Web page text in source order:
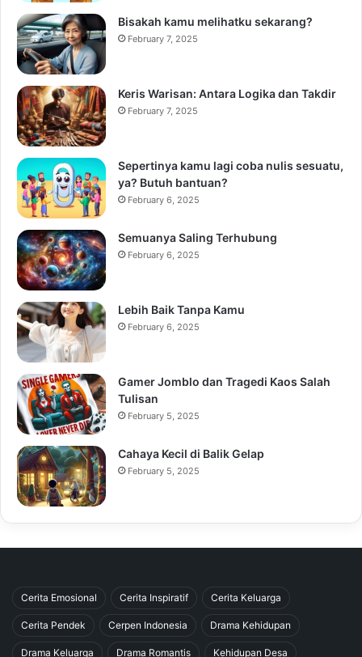
Bisakah kamu melihatku sekarang?
February 7, 2025
Keris Warisan: Antara Logika dan Takdir
February 7, 2025
Sepertinya kamu lagi coba nulis sesuatu,
ya? Butuh bantuan?
February 6, 2025
Semuanya Saling Terhubung
February 6, 2025
Lebih Baik Tanpa Kamu
February 6, 2025
Gamer Jomblo dan Tragedi Kaos Salah
Tulisan
February 5, 2025
Cahaya Kecil di Balik Gelap
February 5, 2025
Cerita Emosional Cerita Inspiratif Cerita Keluarga
Cerita Pendek Cerpen Indonesia Drama Kehidupan
Drama Keluarga Drama Romantis Kehidupan Desa